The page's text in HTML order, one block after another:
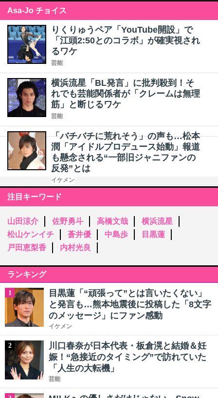
Asa-Jo チョイス
りくりゅうペア「YouTube開設」で
「江頭2:50とのコラボ」が確実視され
るワケ
芸能
横浜流星「BL発言」に批判殺到！そ
れでも芸能関係者が「クレームは無理
筋」と断じるワケ
芸能
「バチバチに荒れそう」の声も…松本
潤「アイドルプロデュース始動」報道
も懸念される“一部旧ジャニファンの
反発”とは
イケメン
注目キーワード
山田涼介 佐野勇斗 高橋文哉
横浜流星
松山ケンイチ
蒼井優 中島歩
目黒蓮
戸田恵梨香
内村光良
ランキング
1
目黒蓮「“頑張って”とは言いたくない」
と発言も…熊本地震後に投稿した「8文字
のメッセージ」にファン感動
イケメン
2
川口春奈が日本代表・板倉滉と結婚＆妊
娠！“急接近のタイミング”で訪れていた
「人生の大転機」
芸能